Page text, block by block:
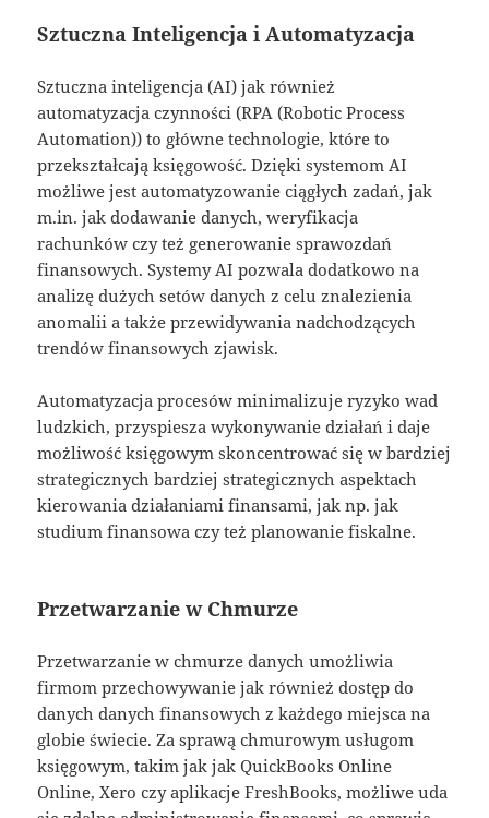
Sztuczna Inteligencja i Automatyzacja
Sztuczna inteligencja (AI) jak również
automatyzacja czynności (RPA (Robotic Process
Automation)) to główne technologie, które to
przekształcają księgowość. Dzięki systemom AI
możliwe jest automatyzowanie ciągłych zadań, jak
m.in. jak dodawanie danych, weryfikacja
rachunków czy też generowanie sprawozdań
finansowych. Systemy AI pozwala dodatkowo na
analizę dużych setów danych z celu znalezienia
anomalii a także przewidywania nadchodzących
trendów finansowych zjawisk.
Automatyzacja procesów minimalizuje ryzyko wad
ludzkich, przyspiesza wykonywanie działań i daje
możliwość księgowym skoncentrować się w bardziej
strategicznych bardziej strategicznych aspektach
kierowania działaniami finansami, jak np. jak
studium finansowa czy też planowanie fiskalne.
Przetwarzanie w Chmurze
Przetwarzanie w chmurze danych umożliwia
firmom przechowywanie jak również dostęp do
danych danych finansowych z każdego miejsca na
globie świecie. Za sprawą chmurowym usługom
księgowym, takim jak jak QuickBooks Online
Online, Xero czy aplikacje FreshBooks, możliwe uda